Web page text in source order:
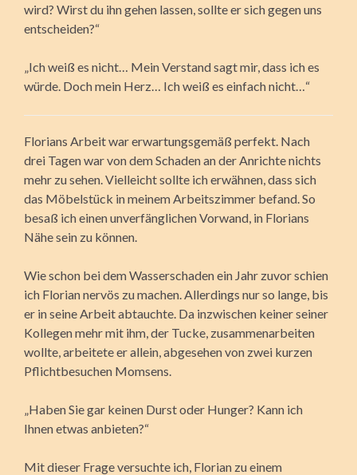
wird? Wirst du ihn gehen lassen, sollte er sich gegen uns
entscheiden?“
„Ich weiß es nicht… Mein Verstand sagt mir, dass ich es
würde. Doch mein Herz… Ich weiß es einfach nicht…“
Florians Arbeit war erwartungsgemäß perfekt. Nach
drei Tagen war von dem Schaden an der Anrichte nichts
mehr zu sehen. Vielleicht sollte ich erwähnen, dass sich
das Möbelstück in meinem Arbeitszimmer befand. So
besaß ich einen unverfänglichen Vorwand, in Florians
Nähe sein zu können.
Wie schon bei dem Wasserschaden ein Jahr zuvor schien
ich Florian nervös zu machen. Allerdings nur so lange, bis
er in seine Arbeit abtauchte. Da inzwischen keiner seiner
Kollegen mehr mit ihm, der Tucke, zusammenarbeiten
wollte, arbeitete er allein, abgesehen von zwei kurzen
Pflichtbesuchen Momsens.
„Haben Sie gar keinen Durst oder Hunger? Kann ich
Ihnen etwas anbieten?“
Mit dieser Frage versuchte ich, Florian zu einem